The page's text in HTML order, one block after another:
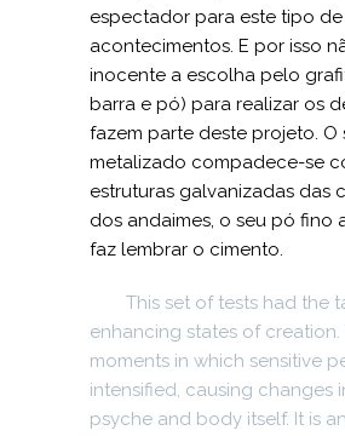
espectador para este tipo
acontecimentos. E por isso
inocente a escolha pelo
barra e pó) para realizar os
fazem parte deste projeto. O
metalizado compadece-se
estruturas galvanizadas das
dos andaimes, o seu pó fino
faz lembrar o cimento.
This set of tests had the
enhancing states of creation.
moments in which sensitive
intensified, causing changes
psyche and body itself. It is